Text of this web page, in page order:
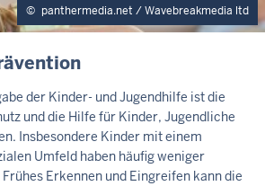
panthermedia.net / Wavebreakmedia ltd
der Kinder- und Jugendhilfe ist die
und die Hilfe für Kinder, Jugendliche
Insbesondere Kinder mit einem
Umfeld haben häufig weniger
Erkennen und Eingreifen kann die